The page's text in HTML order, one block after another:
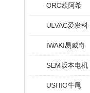
ORC欧阿希
ULVAC爱发科
IWAKI易威奇
SEM坂本电机
USHIO牛尾